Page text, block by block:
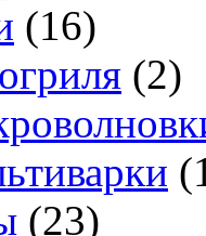
(16)
(2)
(23)